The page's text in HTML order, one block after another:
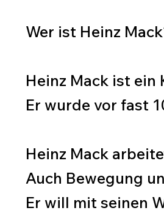
Wer ist Heinz
Heinz Mack ist ein
Er wurde vor fast
Heinz Mack
Auch Bewegung
Er will mit seinen